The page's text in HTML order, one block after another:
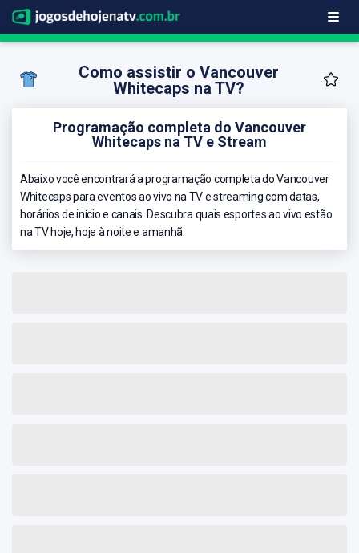
Como assistir o Vancouver
Whitecaps na TV?
Programação completa do Vancouver
Whitecaps na TV e Stream
Abaixo você encontrará a programação completa do Vancouver
Whitecaps para eventos ao vivo na TV e streaming com datas,
horários de início e canais. Descubra quais esportes ao vivo estão
na TV hoje, hoje à noite e amanhã.